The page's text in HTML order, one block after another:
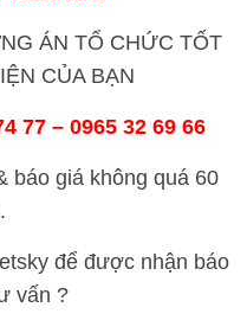
ÁN TỔ CHỨC TỐT
CỦA BẠN
77 – 0965 32 69 66
báo giá không quá 60
để được nhận báo
vấn ?